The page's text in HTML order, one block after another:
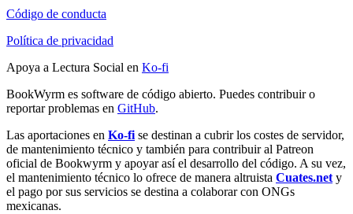
Código de conducta
Política de privacidad
Apoya a Lectura Social en Ko-fi
BookWyrm es software de código abierto. Puedes contribuir o
reportar problemas en GitHub.
Las aportaciones en Ko-fi se destinan a cubrir los costes de servidor,
de mantenimiento técnico y también para contribuir al Patreon
oficial de Bookwyrm y apoyar así el desarrollo del código. A su vez,
el mantenimiento técnico lo ofrece de manera altruista Cuates.net y
el pago por sus servicios se destina a colaborar con ONGs
mexicanas.